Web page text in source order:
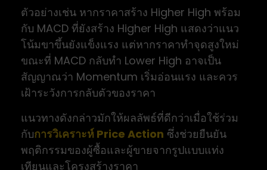
ตัวอย่างเช่น หากราคาสร้าง Higher High พร้อม
กับ MACD ที่ยังสร้าง Higher High แสดงว่าแนว
โน้มขาขึ้นยังแข็งแรง แต่หากราคาทำจุดสูงใหม่
ขณะที่ MACD กลับทำ Lower High อาจเป็น
สัญญาณว่า Momentum เริ่มอ่อนแรง และควร
เฝ้าระวังการกลับตัวของราคา
แนวทางดังกล่าวมักให้ผลลัพธ์ที่ดีกว่าเมื่อใช้ร่วม
กับการวิเคราะห์ Price Action ซึ่งช่วยยืนยัน
พฤติกรรมของผู้ซื้อและผู้ขายจากรูปแบบแท่ง
เทียนและโครงสร้างราคา